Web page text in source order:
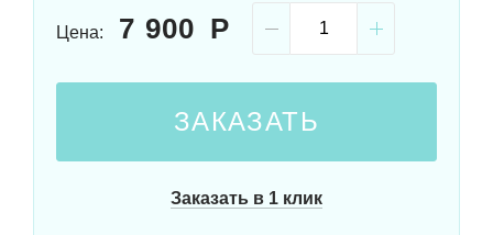
Цена: 7 900
ЗАКАЗАТЬ
Заказать в 1 клик